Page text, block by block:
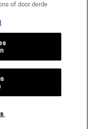
het privacybeleid en de
of door derde